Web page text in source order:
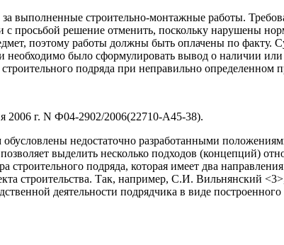
выполненные строительно-монтажные работы.
с просьбой решение отменить, поскольку нарушены
поэтому работы должны быть оплачены по факту.
было сформулировать вывод о наличии или
подряда при неправильно определенном
2006 г. N Ф04-2902/2006(22710-А45-38).
недостаточно разработанными
выделить несколько подходов (концепций)
подряда, которая имеет два
строительства. Так, например, С.И. Вильнянский
деятельности подрядчика в виде